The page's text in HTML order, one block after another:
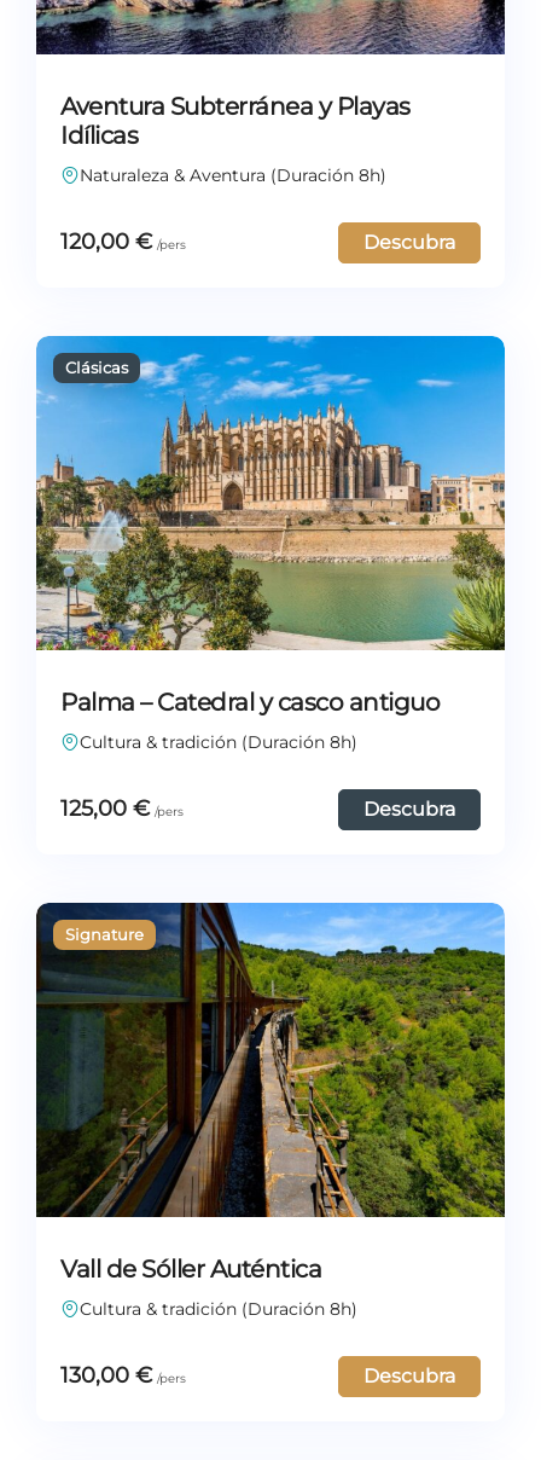
Aventura Subterránea y Playas
Idílicas
Naturaleza & Aventura (Duración 8h)
120,00 € Descubra
Palma – Catedral y casco antiguo
Cultura & tradición (Duración 8h)
125,00 € Descubra
Vall de Sóller Auténtica
Cultura & tradición (Duración 8h)
130,00 € Descubra